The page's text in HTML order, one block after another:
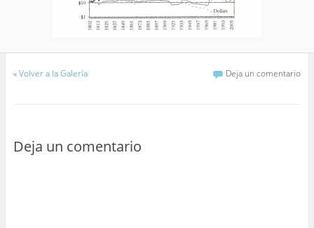
«Volver a la Galería Deja un comentario
Deja un comentario